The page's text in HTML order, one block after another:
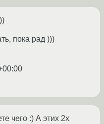
пока рад )))
чего :) А этих 2х